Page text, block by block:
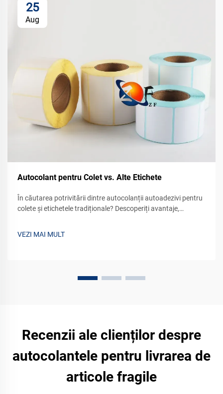
25
Aug
Autocolant pentru Colet vs. Alte Etichete
În căutarea potrivitării dintre autocolanții autoadezivi pentru
colete și etichetele tradiționale? Descoperiți avantaje,
VEZI MAI MULT
Recenzii ale clienților despre
autocolantele pentru livrarea de
articole fragile